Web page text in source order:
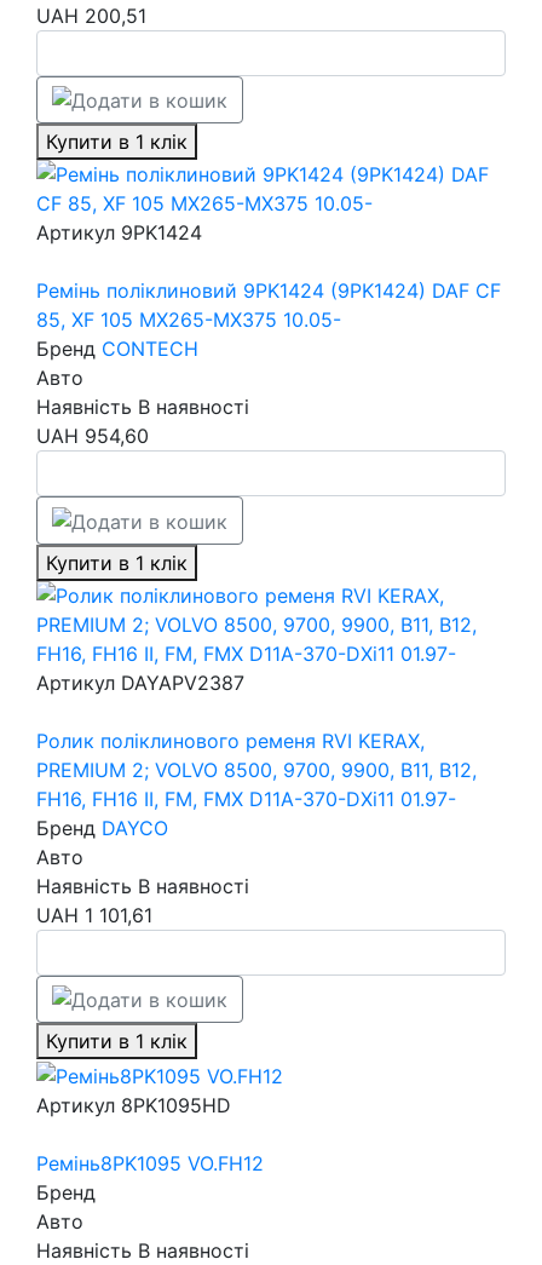
UAH 200,51
Купити в 1 клік
Артикул 9PK1424
Ремінь поліклиновий 9PK1424 (9PK1424) DAF CF
85, XF 105 MX265-MX375 10.05-
Бренд CONTECH
Авто
Наявність В наявності
UAH 954,60
Купити в 1 клік
Артикул DAYAPV2387
Ролик поліклинового ременя RVI KERAX,
PREMIUM 2; VOLVO 8500, 9700, 9900, B11, B12,
FH16, FH16 II, FM, FMX D11A-370-DXi11 01.97-
Бренд DAYCO
Авто
Наявність В наявності
UAH 1 101,61
Купити в 1 клік
Артикул 8PK1095HD
Ремінь8PK1095 VO.FH12
Бренд
Авто
Наявність В наявності